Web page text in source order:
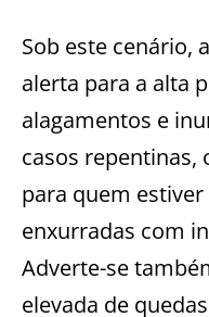
Sob este cenário,
alerta para a alta
alagamentos e
casos repentinas,
para quem
enxurradas com
Adverte-se
elevada de